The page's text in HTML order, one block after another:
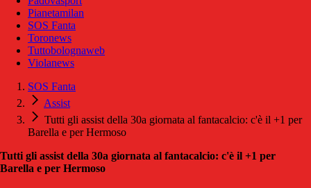
Pianetamilan
SOS Fanta
Toronews
Tuttobolognaweb
Violanews
SOS Fanta
Assist
Tutti gli assist della 30a giornata al fantacalcio: c'è il +1 per
Barella e per Hermoso
Tutti gli assist della 30a giornata al fantacalcio: c'è il +1 per
Barella e per Hermoso